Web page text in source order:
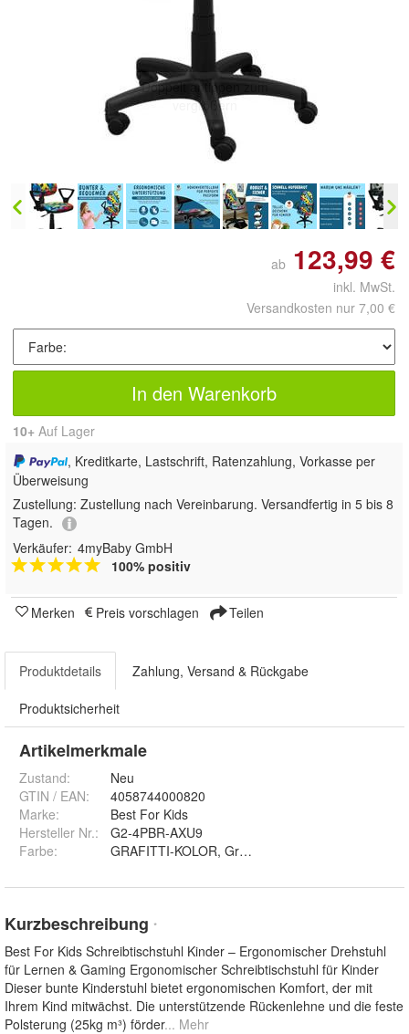
Doppelt antippen zum
vergrößern
ab 123,99 €
inkl. MwSt.
Versandkosten nur 7,00 €
In den Warenkorb
10+ Auf Lager
, Kreditkarte, Lastschrift, Ratenzahlung, Vorkasse per
Überweisung
Zustellung: Zustellung nach Vereinbarung. Versandfertig in 5 bis 8
Tagen.
Verkäufer: 4myBaby GmbH
100% positiv
Merken Preis vorschlagen Teilen
Produktdetails Zahlung, Versand & Rückgabe
Produktsicherheit
Artikelmerkmale
Zustand:
Neu
GTIN / EAN:
4058744000820
Marke:
Best For Kids
Hersteller Nr.:
G2-4PBR-AXU9
Farbe:
Kurzbeschreibung *
Best For Kids Schreibtischstuhl Kinder – Ergonomischer Drehstuhl
für Lernen & Gaming Ergonomischer Schreibtischstuhl für Kinder
Dieser bunte Kinderstuhl bietet ergonomischen Komfort, der mit
Ihrem Kind mitwächst. Die unterstützende Rückenlehne und die feste
Polsterung (25kg m³) förder... Mehr